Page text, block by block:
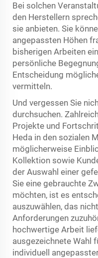
Bei solchen
den Herstellern
sie anbieten. Sie
angepassten Höhen
bisherigen Arbeiten
persönliche
Entscheidung
vermitteln.
Und vergessen Sie
durchsuchen.
Projekte und
Heda in den sozialen
möglicherweise
Kollektion sowie
der Auswahl einer
Sie eine gebrauchte
möchten, ist es
auszuwählen, das
Anforderungen
hochwertige Arbeit
ausgezeichnete Wahl
individuell